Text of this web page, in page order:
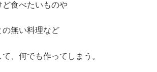
食べたいものや
無い料理など
、何でも作ってしまう。